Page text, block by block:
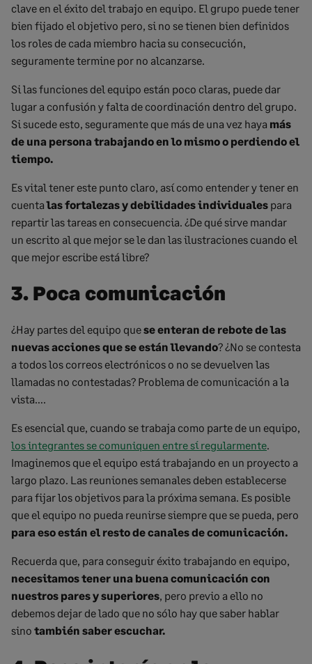
clave en el éxito del trabajo en equipo. El grupo puede tener
bien fijado el objetivo pero, si no se tienen bien definidos
los roles de cada miembro hacia su consecución,
seguramente termine por no alcanzarse.
Si las funciones del equipo están poco claras, puede dar
lugar a confusión y falta de coordinación dentro del grupo.
Si sucede esto, seguramente que más de una vez haya más
de una persona trabajando en lo mismo o perdiendo el
tiempo.
Es vital tener este punto claro, así como entender y tener en
cuentalas fortalezas y debilidades individuales para
repartir las tareas en consecuencia. ¿De qué sirve mandar
un escrito al que mejor se le dan las ilustraciones cuando el
que mejor escribe está libre?
3. Poca comunicación
¿Hay partes del equipo quese enteran de rebote de las
nuevas acciones que se están llevando? ¿No se contesta
a todos los correos electrónicos o no se devuelven las
llamadas no contestadas? Problema de comunicación a la
vista….
Es esencial que, cuando se trabaja como parte de un equipo,
los integrantes se comuniquen entre sí regularmente.
Imaginemos que el equipo está trabajando en un proyecto a
largo plazo. Las reuniones semanales deben establecerse
para fijar los objetivos para la próxima semana. Es posible
que el equipo no pueda reunirse siempre que se pueda, pero
para eso están el resto de canales de comunicación.
Recuerda que, para conseguir éxito trabajando en equipo,
necesitamos tener una buena comunicación con
nuestros pares y superiores, pero previo a ello no
debemos dejar de lado que no sólo hay que saber hablar
sino también saber escuchar.